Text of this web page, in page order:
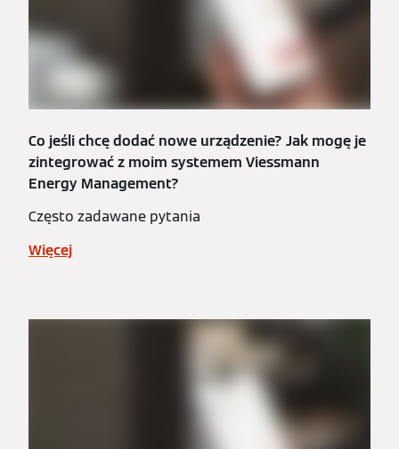
Co jeśli chcę dodać nowe urządzenie? Jak mogę je
zintegrować z moim systemem Viessmann
Energy Management?
Często zadawane pytania
Więcej